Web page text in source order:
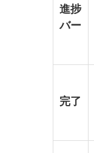
進捗
バー
完了